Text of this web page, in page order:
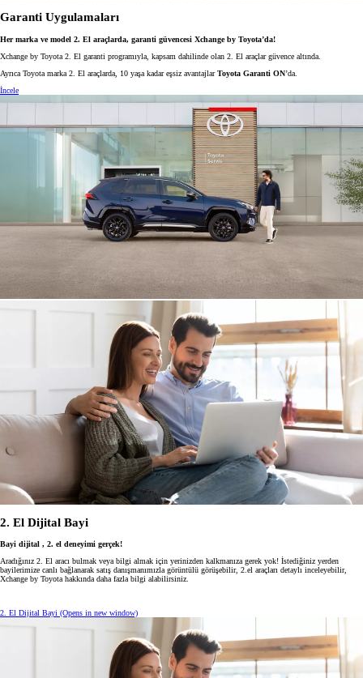
Garanti Uygulamaları
Her marka ve model 2. El araçlarda, garanti güvencesi Xchange by Toyota’da!
Xchange by Toyota 2. El garanti programıyla, kapsam dahilinde olan 2. El araçlar güvence altında.
Ayrıca Toyota marka 2. El araçlarda, 10 yaşa kadar eşsiz avantajlarToyota Garanti ON’da.
İncele
2. El Dijital Bayi
Bayi dijital , 2. el deneyimi gerçek!
Aradığınız 2. El aracı bulmak veya bilgi almak için yerinizden kalkmanıza gerek yok! İstediğiniz yerden
bayilerimize canlı bağlanarak satış danışmanımızla görüntülü görüşebilir, 2.el araçları detaylı inceleyebilir,
Xchange by Toyota hakkında daha fazla bilgi alabilirsiniz.
2. El Dijital Bayi (Opens in new window)